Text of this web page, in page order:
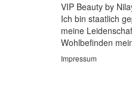
VIP Beauty by
Ich bin staatlich
meine
Wohlbefinden
Impressum